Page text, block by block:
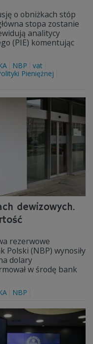
o obniżkach stóp
stopa zostanie
analitycy
(PIE) komentując
NBP
vat
Pieniężnej
dewizowych.
rezerwowe
Polski (NBP) wynosiły
dolary
w środę bank
NBP